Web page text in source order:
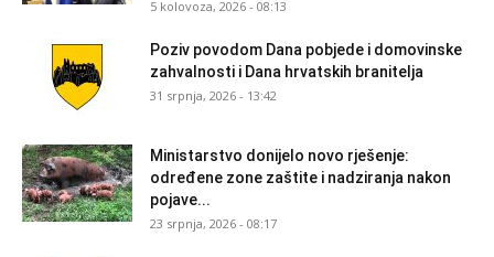
5 kolovoza, 2026 - 08:13
Poziv povodom Dana pobjede i domovinske
zahvalnosti i Dana hrvatskih branitelja
31 srpnja, 2026 - 13:42
Ministarstvo donijelo novo rješenje:
određene zone zaštite i nadziranja nakon
pojave...
23 srpnja, 2026 - 08:17